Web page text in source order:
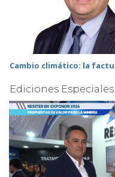
Cambio climático: la
Ediciones Especiales